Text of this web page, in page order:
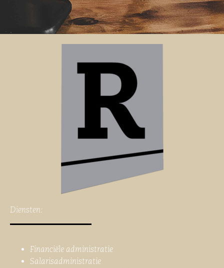
Diensten:
Financiële administratie
Salarisadministratie